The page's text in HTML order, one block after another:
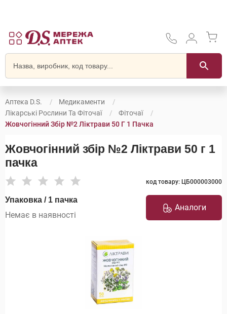
Аптека D.S.
Медикаменти
Лікарські Рослини Та Фіточаї
Фіточаї
Жовчогінний Збір №2 Ліктрави 50 Г 1 Пачка
Жовчогінний збір №2 Ліктрави 50 г 1
пачка
код товару: ЦБ000003000
Упаковка / 1 пачка
Немає в наявності
Аналоги